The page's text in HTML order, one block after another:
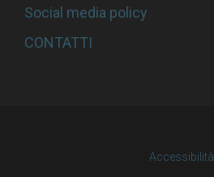
Social media policy
CONTATTI
Accessibilità